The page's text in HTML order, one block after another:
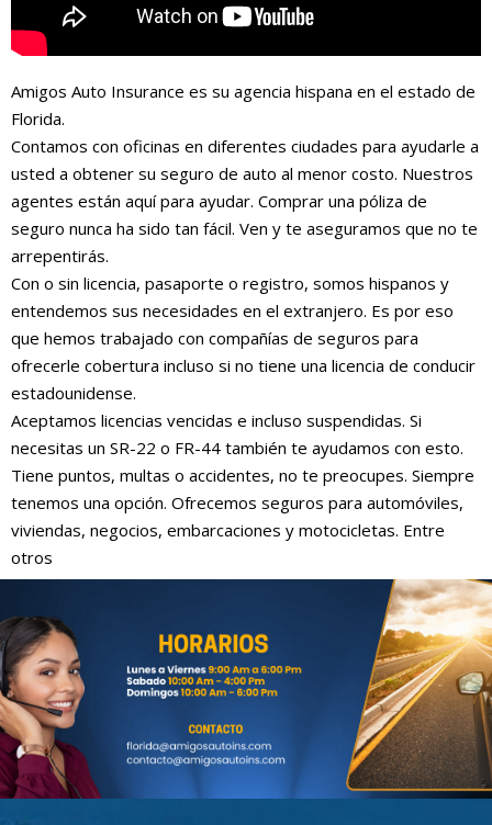
Amigos Auto Insurance es su agencia hispana en el estado de
Florida.
Contamos con oficinas en diferentes ciudades para ayudarle a
usted a obtener su seguro de auto al menor costo. Nuestros
agentes están aquí para ayudar. Comprar una póliza de
seguro nunca ha sido tan fácil. Ven y te aseguramos que no te
arrepentirás.
Con o sin licencia, pasaporte o registro, somos hispanos y
entendemos sus necesidades en el extranjero. Es por eso
que hemos trabajado con compañías de seguros para
ofrecerle cobertura incluso si no tiene una licencia de conducir
estadounidense.
Aceptamos licencias vencidas e incluso suspendidas. Si
necesitas un SR-22 o FR-44 también te ayudamos con esto.
Tiene puntos, multas o accidentes, no te preocupes. Siempre
tenemos una opción. Ofrecemos seguros para automóviles,
viviendas, negocios, embarcaciones y motocicletas. Entre
otros